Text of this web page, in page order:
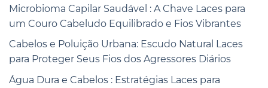
Microbioma Capilar Saudável : A Chave Laces para
um Couro Cabeludo Equilibrado e Fios Vibrantes
Cabelos e Poluição Urbana: Escudo Natural Laces
para Proteger Seus Fios dos Agressores Diários
Água Dura e Cabelos : Estratégias Laces para